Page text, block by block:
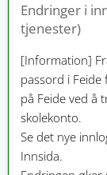
Endringer i
tjenester)
[Information]
passord i
på Feide ved å
skolekonto.
Se det nye
Innsida.